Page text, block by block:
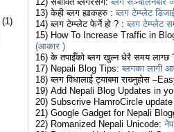
(1)
13) केही ब्लग ह्याकहरु :ब्लग टेम्प्लेट
14) ब्लग टेम्प्लेट फेर्ने हो ? :ब्लग टेम्प्लेट
15) How To Increase Traffic in
(आकार )
16) के तपाईँको ब्लग खुल्न धेरै समय
17) Nepali Blog Tips:ब्लगका लागी
18) ब्लग विधालाई ट्याबमा राख्‍नुहोस
19) Add Nepali Blog Updates in
20) Subscrive HamroCircle
21) Google Gadget for Nepali
22) Romanized Nepali Unicode: